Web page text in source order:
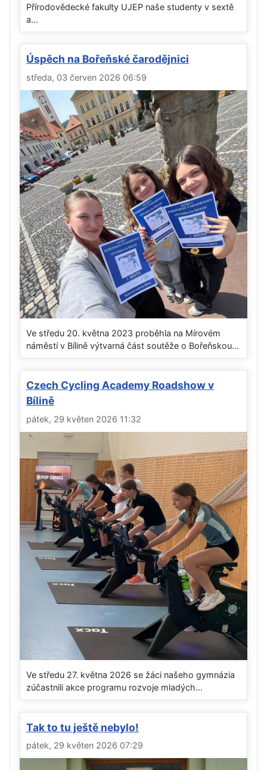
Přírodovědecké fakulty UJEP naše studenty v sextě
a...
Úspěch na Bořeňské čarodějnici
středa, 03 červen 2026 06:59
Ve středu 20. května 2023 proběhla na Mírovém
náměstí v Bílině výtvarná část soutěže o Bořeňskou...
Czech Cycling Academy Roadshow v
Bílině
pátek, 29 květen 2026 11:32
Ve středu 27. května 2026 se žáci našeho gymnázia
zúčastnili akce programu rozvoje mladých...
Tak to tu ještě nebylo!
pátek, 29 květen 2026 07:29